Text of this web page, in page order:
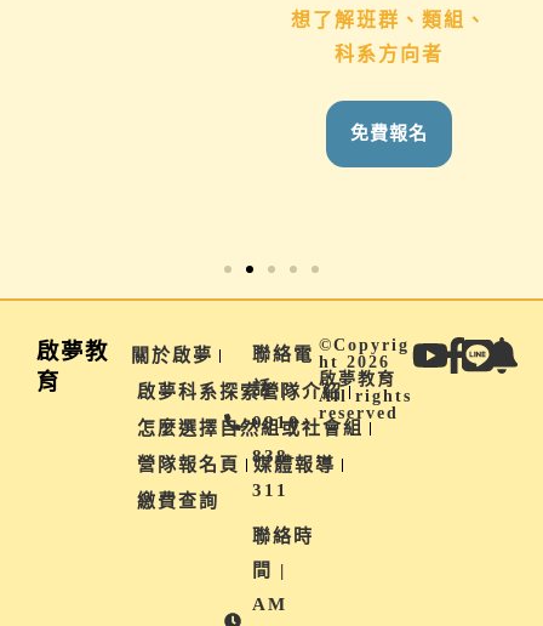
想了解班群、類組、
科系方向者
免費報名
啟夢教
育
關於啟夢
啟夢科系探索營隊介紹
怎麼選擇自然組或社會組
營隊報名頁
媒體報導
繳費查詢
聯絡電
話 |
0910-
838-
311
聯絡時
間 |
AM
©Copyrig
ht 2026
啟夢教育
All rights
reserved